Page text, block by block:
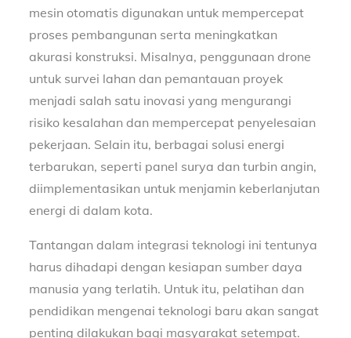
mesin otomatis digunakan untuk mempercepat
proses pembangunan serta meningkatkan
akurasi konstruksi. Misalnya, penggunaan drone
untuk survei lahan dan pemantauan proyek
menjadi salah satu inovasi yang mengurangi
risiko kesalahan dan mempercepat penyelesaian
pekerjaan. Selain itu, berbagai solusi energi
terbarukan, seperti panel surya dan turbin angin,
diimplementasikan untuk menjamin keberlanjutan
energi di dalam kota.
Tantangan dalam integrasi teknologi ini tentunya
harus dihadapi dengan kesiapan sumber daya
manusia yang terlatih. Untuk itu, pelatihan dan
pendidikan mengenai teknologi baru akan sangat
penting dilakukan bagi masyarakat setempat.